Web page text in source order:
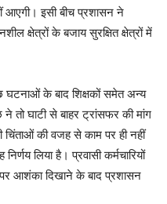
आएगी। इसी बीच प्रशासन ने
क्षेत्रों के बजाय सुरक्षित क्षेत्रों में
के बाद शिक्षकों समेत अन्य
तो घाटी से बाहर ट्रांसफर की मांग
चिंताओं की वजह से काम पर ही नहीं
लिया है। प्रवासी कर्मचारियों
पर आशंका दिखाने के बाद प्रशासन